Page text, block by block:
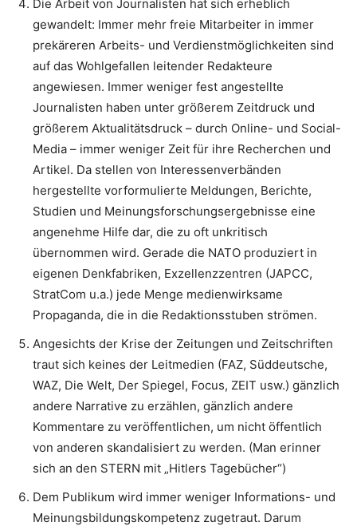
Die Arbeit von Journalisten hat sich erheblich
gewandelt: Immer mehr freie Mitarbeiter in immer
prekäreren Arbeits- und Verdienstmöglichkeiten sind
auf das Wohlgefallen leitender Redakteure
angewiesen. Immer weniger fest angestellte
Journalisten haben unter größerem Zeitdruck und
größerem Aktualitätsdruck – durch Online- und Social-
Media – immer weniger Zeit für ihre Recherchen und
Artikel. Da stellen von Interessenverbänden
hergestellte vorformulierte Meldungen, Berichte,
Studien und Meinungsforschungsergebnisse eine
angenehme Hilfe dar, die zu oft unkritisch
übernommen wird. Gerade die NATO produziert in
eigenen Denkfabriken, Exzellenzzentren (JAPCC,
StratCom u.a.) jede Menge medienwirksame
Propaganda, die in die Redaktionsstuben strömen.
Angesichts der Krise der Zeitungen und Zeitschriften
traut sich keines der Leitmedien (FAZ, Süddeutsche,
WAZ, Die Welt, Der Spiegel, Focus, ZEIT usw.) gänzlich
andere Narrative zu erzählen, gänzlich andere
Kommentare zu veröffentlichen, um nicht öffentlich
von anderen skandalisiert zu werden. (Man erinner
sich an den STERN mit „Hitlers Tagebücher“)
Dem Publikum wird immer weniger Informations- und
Meinungsbildungskompetenz zugetraut. Darum